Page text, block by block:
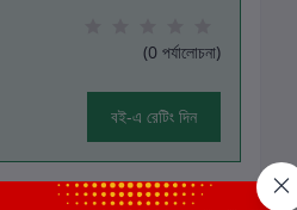
(0 পর্যালোচনা)
বই-এ রেটিং দিন